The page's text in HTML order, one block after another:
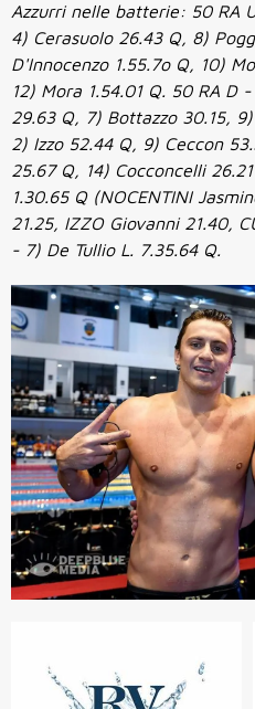
Azzurri nelle batterie: 50 RA
4) Cerasuolo 26.43 Q, 8)
D'Innocenzo 1.55.7o Q, 10)
12) Mora 1.54.01 Q. 50 RA D
29.63 Q, 7) Bottazzo 30.15,
2) Izzo 52.44 Q, 9) Ceccon
25.67 Q, 14) Cocconcelli
1.30.65 Q (NOCENTINI
21.25, IZZO Giovanni 21.40,
- 7) De Tullio L. 7.35.64 Q.